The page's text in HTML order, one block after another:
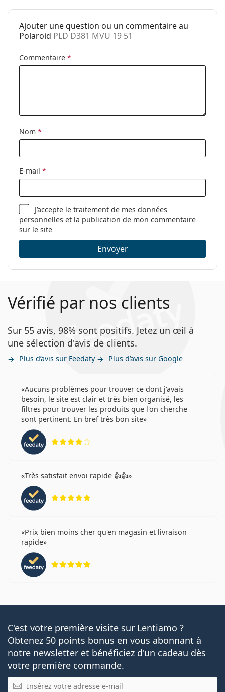
nez ajustables:
Accessoires
Sexe:
Unisex
Catégorie:
Lunettes de vue
Marque:
Ajouter une question ou un commentaire au
Polaroid PLD D381 MVU 19 51
Commentaire *
Nom *
E-mail *
J’accepte letraitement de mes données
personnelles et la publication de mon commentaire
sur le site
Envoyer
Vérifié par nos clients
Sur 55 avis, 98% sont positifs. Jetez un œil à
une sélection d'avis de clients.
Plus d’avis sur Feedaty Plus d’avis sur Google
Aucuns problèmes pour trouver ce dont j'avais
besoin, le site est clair et très bien organisé, les
filtres pour trouver les produits que l'on cherche
sont pertinent. En bref très bon site
Très satisfait envoi rapide 👍👍
Prix bien moins cher qu'en magasin et livraison
rapide
C'est votre première visite sur Lentiamo ?
Obtenez 50 points bonus en vous abonnant à
notre newsletter et bénéficiez d'un cadeau dès
votre première commande.
E-mail